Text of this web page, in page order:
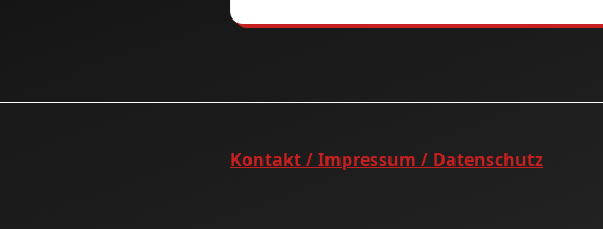
Kontakt / Impressum / Datenschutz